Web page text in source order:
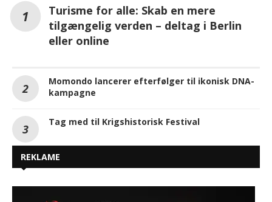
Turisme for alle: Skab en mere
tilgængelig verden – deltag i Berlin
eller online
Momondo lancerer efterfølger til ikonisk DNA-
kampagne
Tag med til Krigshistorisk Festival
REKLAME